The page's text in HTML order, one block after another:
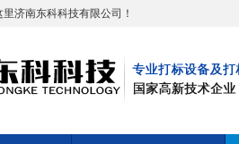
济南东科科技有限公司！